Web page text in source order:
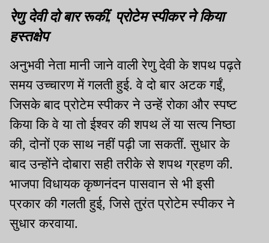
रेणु देवी दो बार रूकीं, प्रोटेम स्पीकर ने किया
हस्तक्षेप
अनुभवी नेता मानी जाने वाली रेणु देवी के शपथ पढ़ते
समय उच्चारण में गलती हुई. वे दो बार अटक गईं,
जिसके बाद प्रोटेम स्पीकर ने उन्हें रोका और स्पष्ट
किया कि वे या तो ईश्वर की शपथ लें या सत्य निष्ठा
की, दोनों एक साथ नहीं पढ़ी जा सकतीं. सुधार के
बाद उन्होंने दोबारा सही तरीके से शपथ ग्रहण की.
भाजपा विधायक कृष्णनंदन पासवान से भी इसी
प्रकार की गलती हुई, जिसे तुरंत प्रोटेम स्पीकर ने
सुधार करवाया.